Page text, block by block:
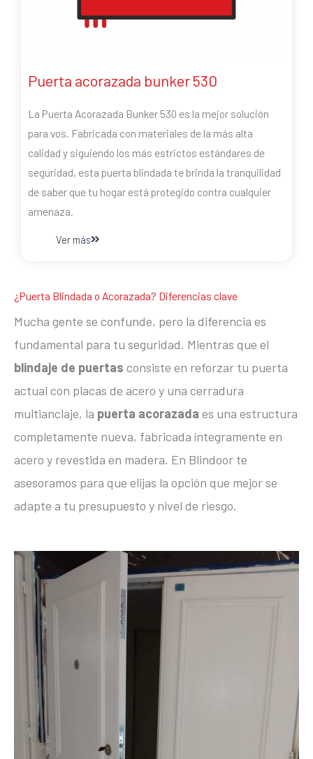
Puerta acorazada bunker 530
La Puerta Acorazada Bunker 530 es la mejor solución
para vos. Fabricada con materiales de la más alta
calidad y siguiendo los más estrictos estándares de
seguridad, esta puerta blindada te brinda la tranquilidad
de saber que tu hogar está protegido contra cualquier
amenaza.
Ver más
¿Puerta Blindada o Acorazada? Diferencias clave
Mucha gente se confunde, pero la diferencia es
fundamental para tu seguridad. Mientras que el
blindaje de puertas consiste en reforzar tu puerta
actual con placas de acero y una cerradura
multianclaje, la puerta acorazada es una estructura
completamente nueva, fabricada íntegramente en
acero y revestida en madera. En Blindoor te
asesoramos para que elijas la opción que mejor se
adapte a tu presupuesto y nivel de riesgo.